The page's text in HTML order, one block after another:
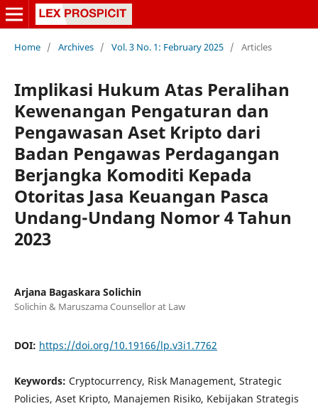
Home / Archives / Vol. 3 No. 1: February 2025 / Articles
Implikasi Hukum Atas Peralihan
Kewenangan Pengaturan dan
Pengawasan Aset Kripto dari
Badan Pengawas Perdagangan
Berjangka Komoditi Kepada
Otoritas Jasa Keuangan Pasca
Undang-Undang Nomor 4 Tahun
2023
Arjana Bagaskara Solichin
Solichin & Maruszama Counsellor at Law
DOI: https://doi.org/10.19166/lp.v3i1.7762
Keywords: Cryptocurrency, Risk Management, Strategic
Policies, Aset Kripto, Manajemen Risiko, Kebijakan Strategis